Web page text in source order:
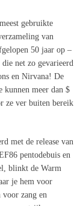
gebruikte
van
50 jaar op –
net zo gevarieerd
en Nirvana! De
kunnen meer dan $
ze ver buiten bereik
met de release van
pentodebuis en
blinkt de Warm
je hem voor
voor zang en